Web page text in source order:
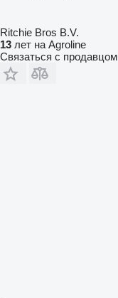
Ritchie Bros B.V.
13 лет на Agroline
Связаться с продавцом